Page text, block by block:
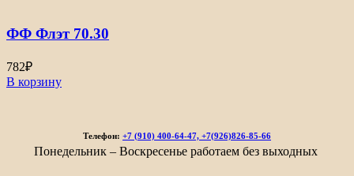
ФФ Флэт 70.30
782₽
В корзину
Телефон: +7 (910) 400-64-47, +7(926)826-85-66
Понедельник – Воскресенье работаем без выходных